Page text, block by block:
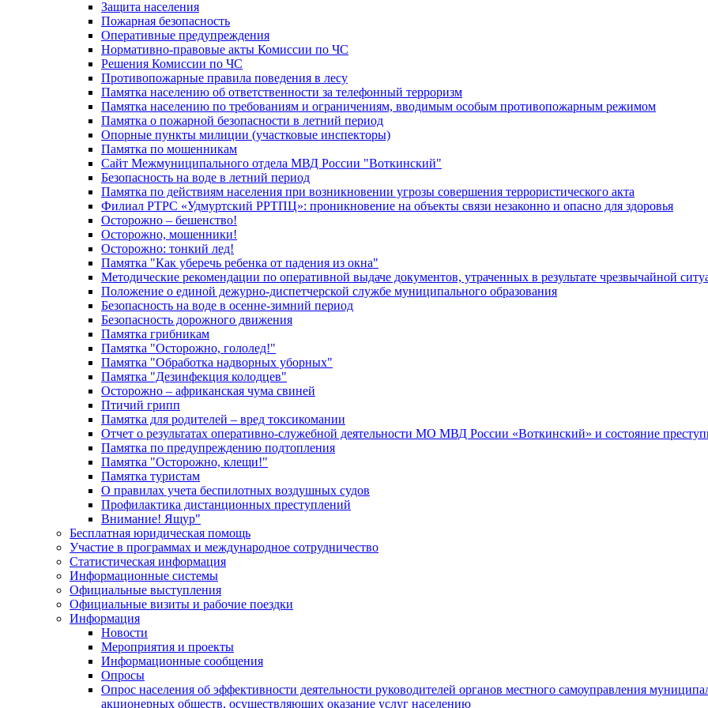
Защита населения
Пожарная безопасность
Оперативные предупреждения
Нормативно-правовые акты Комиссии по ЧС
Решения Комиссии по ЧС
Противопожарные правила поведения в лесу
Памятка населению об ответственности за телефонный терроризм
Памятка населению по требованиям и ограничениям, вводимым особым противопожарным режимом
Памятка о пожарной безопасности в летний период
Опорные пункты милиции (участковые инспекторы)
Памятка по мошенникам
Сайт Межмуниципального отдела МВД России "Воткинский"
Безопасность на воде в летний период
Памятка по действиям населения при возникновении угрозы совершения террористического акта
Филиал РТРС «Удмуртский РРТПЦ»: проникновение на объекты связи незаконно и опасно для здоровья
Осторожно – бешенство!
Осторожно, мошенники!
Осторожно: тонкий лед!
Памятка "Как уберечь ребенка от падения из окна"
Методические рекомендации по оперативной выдаче документов, утраченных в результате чрезвычайной
Положение о единой дежурно-диспетчерской службе муниципального образования
Безопасность на воде в осенне-зимний период
Безопасность дорожного движения
Памятка грибникам
Памятка "Осторожно, гололед!"
Памятка "Обработка надворных уборных"
Памятка "Дезинфекция колодцев"
Осторожно – африканская чума свиней
Птичий грипп
Памятка для родителей – вред токсикомании
Отчет о результатах оперативно-служебной деятельности МО МВД России «Воткинский» и состояние
Памятка по предупреждению подтопления
Памятка "Осторожно, клещи!"
Памятка туристам
О правилах учета беспилотных воздушных судов
Профилактика дистанционных преступлений
Внимание! Ящур"
Бесплатная юридическая помощь
Участие в программах и международное сотрудничество
Статистическая информация
Информационные системы
Официальные выступления
Официальные визиты и рабочие поездки
Информация
Новости
Мероприятия и проекты
Информационные сообщения
Опросы
Опрос населения об эффективности деятельности руководителей органов местного самоуправления
акционерных обществ, осуществляющих оказание услуг населению